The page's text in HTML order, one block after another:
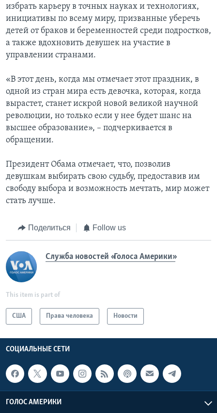
избрать карьеру в точных науках и технологиях,
инициативы по всему миру, призванные уберечь
детей от браков и беременностей среди подростков,
а также вдохновить девушек на участие в
управлении странами.
«В этот день, когда мы отмечает этот праздник, в
одной из стран мира есть девочка, которая, когда
вырастет, станет искрой новой великой научной
революции, но только если у нее будет шанс на
высшее образование», – подчеркивается в
обращении.
Президент Обама отмечает, что, позволив
девушкам выбирать свою судьбу, предоставив им
свободу выбора и возможность мечтать, мир может
стать лучше.
Поделиться Follow us
Служба новостей «Голоса Америки»
This item is part of
США Права человека Новости
СОЦИАЛЬНЫЕ СЕТИ
ГОЛОС АМЕРИКИ